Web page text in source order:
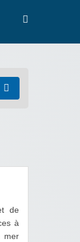
de
à
mer